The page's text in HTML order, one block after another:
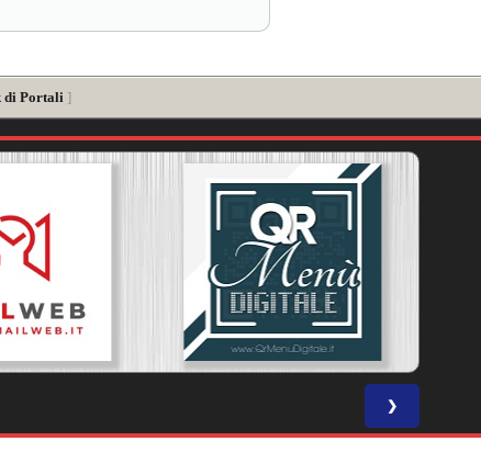
di Portali ]
❯